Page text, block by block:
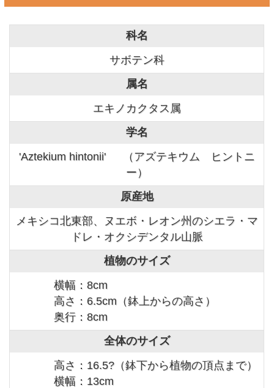
科名
サボテン科
属名
エキノカクタス属
学名
'Aztekium hintonii' （アズテキウム ヒントニ
ー）
原産地
メキシコ北東部、ヌエボ・レオン州のシエラ・マ
ドレ・オクシデンタル山脈
植物のサイズ
横幅：8cm
高さ：6.5cm（鉢上からの高さ）
奥行：8cm
全体のサイズ
高さ：16.5?（鉢下から植物の頂点まで）
横幅：13cm